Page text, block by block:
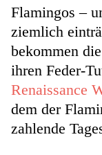
Flamingos –
ziemlich
bekommen
ihren Feder-
Renaissance
dem der
zahlende